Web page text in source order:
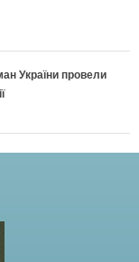
України провели